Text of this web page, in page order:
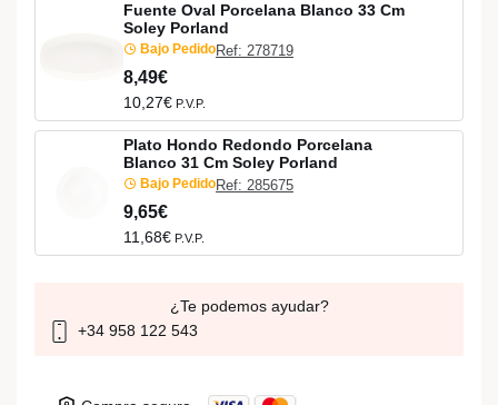
Fuente Oval Porcelana Blanco 33 Cm
Soley Porland
Bajo PedidoRef: 278719
8,49€
10,27€ P.V.P.
Plato Hondo Redondo Porcelana
Blanco 31 Cm Soley Porland
Bajo PedidoRef: 285675
9,65€
11,68€ P.V.P.
¿Te podemos ayudar?
+34 958 122 543